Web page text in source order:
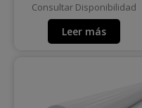
Consultar Disponibilidad
Leer más